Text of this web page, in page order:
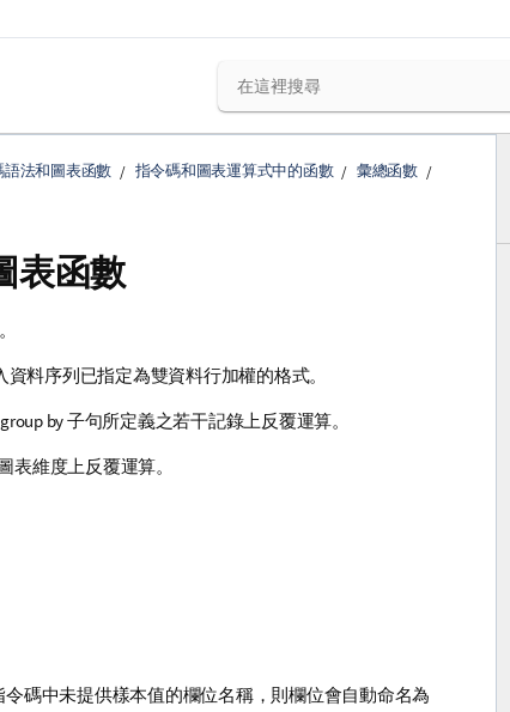
語法和圖表函數 指令碼和圖表運算式中的函數
彙總函數
表函數
料序列已指定為雙資料行加權的格式。
by 子句所定義之若干記錄上反覆運算。
維度上反覆運算。
碼中未提供樣本值的欄位名稱，則欄位會自動命名為